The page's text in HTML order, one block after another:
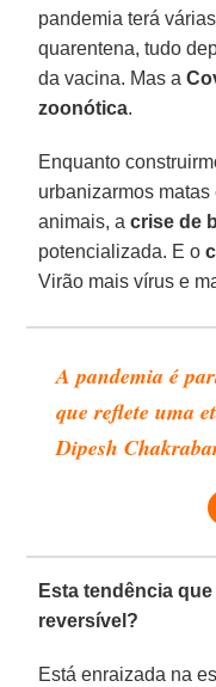
pandemia terá
quarentena, tudo
da vacina. Mas a
zoonótica.
Enquanto
urbanizarmos
animais, acrise de
potencializada. E o
Virão mais vírus e
A pandemia é
que reflete uma
Dipesh
Esta tendência
reversível?
Está enraizada na